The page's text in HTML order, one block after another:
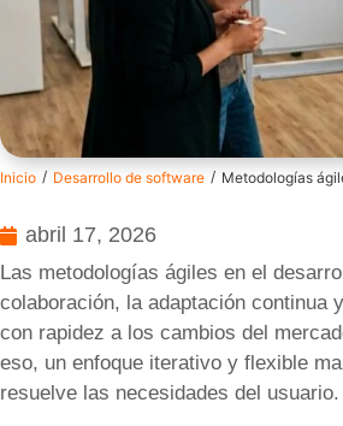
Inicio / Desarrollo de software / Metodologías
abril 17, 2026
Las metodologías ágiles en el
colaboración, la adaptación continua
con rapidez a los cambios del
eso, un enfoque iterativo y flexible
resuelve las necesidades del usuario.